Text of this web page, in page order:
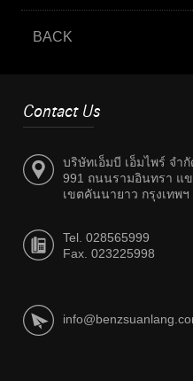
BACK
Contact Us
บริษัทเอ็มบี เอ็มไพร์ จำ
991 ถนนรามอินทรา แ
เขตคันนายาว กรุงเทพฯ
Tel. 028565999
Fax. 023225998